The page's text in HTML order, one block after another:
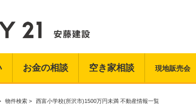
お金の相談 空き家相談 現地販売会
物件検索 > 西富小学校(所沢市)1500万円未満 不動産情報一覧